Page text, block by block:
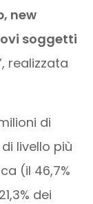
new
soggetti
realizzata
di
livello più
(il 46,7%
dei